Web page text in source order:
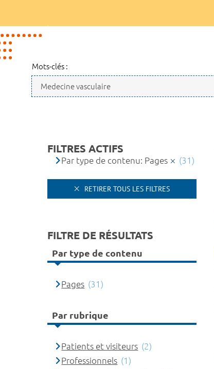
Mots-clés :
FILTRES ACTIFS
Par type de contenu: Pages (31)
RETIRER TOUS LES FILTRES
FILTRE DE RÉSULTATS
Par type de contenu
Pages (31)
Par rubrique
Patients et visiteurs (2)
Professionnels (1)